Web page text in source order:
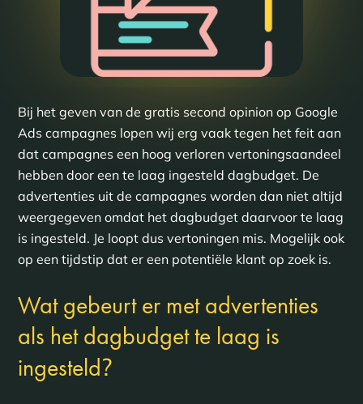
Bij het geven van de gratis second opinion op Google
Ads campagnes lopen wij erg vaak tegen het feit aan
dat campagnes een hoog verloren vertoningsaandeel
hebben door een te laag ingesteld dagbudget. De
advertenties uit de campagnes worden dan niet altijd
weergegeven omdat het dagbudget daarvoor te laag
is ingesteld. Je loopt dus vertoningen mis. Mogelijk ook
op een tijdstip dat er een potentiële klant op zoek is.
Wat gebeurt er met advertenties
als het dagbudget te laag is
ingesteld?